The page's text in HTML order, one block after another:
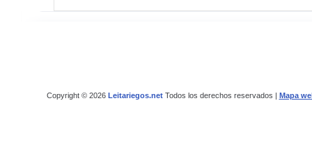
Copyright © 2026 Leitariegos.netTodos los derechos reservados | Mapa